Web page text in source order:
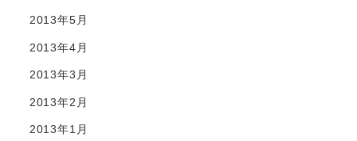
2013年5月
2013年4月
2013年3月
2013年2月
2013年1月